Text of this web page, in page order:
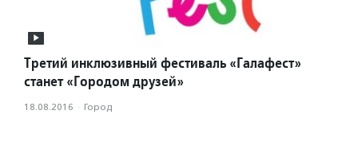
Третий инклюзивный фестиваль «Галафест»
станет «Городом друзей»
18.08.2016 · Город